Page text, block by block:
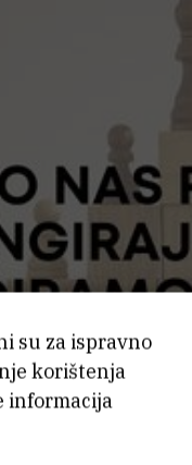
su za ispravno
korištenja
informacija